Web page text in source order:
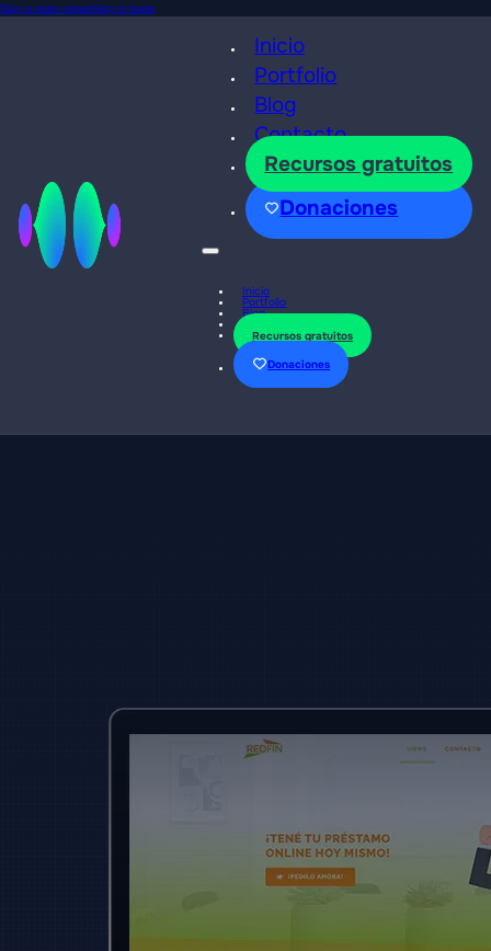
Skip to main contentSkip to footer
Inicio
Portfolio
Blog
Contacto
Recursos gratuitos
Donaciones
Inicio
Portfolio
Blog
Recursos gratuitos
Donaciones